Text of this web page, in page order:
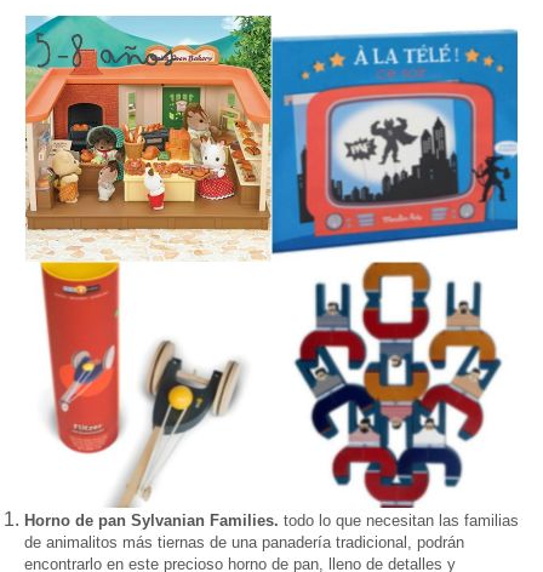
Horno de pan Sylvanian Families. todo lo que necesitan las familias
de animalitos más tiernas de una panadería tradicional, podrán
encontrarlo en este precioso horno de pan, lleno de detalles y